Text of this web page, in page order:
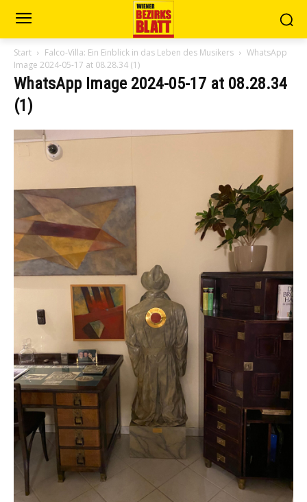
Start Falco-Villa: Ein Einblick in das Leben des Musikers
WhatsApp
Image 2024-05-17 at 08.28.34 (1)
WhatsApp Image 2024-05-17 at 08.28.34
(1)